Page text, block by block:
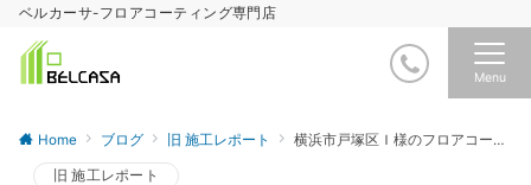
ベルカーサ-フロアコーティング専門店
Menu
Home ブログ 旧 施工レポート 横浜市戸塚区Ｉ様のフロアコーティング｜お客様の声
旧 施工レポート